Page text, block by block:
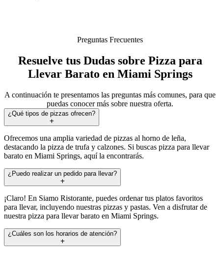
Preguntas Frecuentes
Resuelve tus Dudas sobre Pizza para
Llevar Barato en Miami Springs
A continuación te presentamos las preguntas más comunes, para que
puedas conocer más sobre nuestra oferta.
¿Qué tipos de pizzas ofrecen?
Ofrecemos una amplia variedad de pizzas al horno de leña,
destacando la pizza de trufa y calzones. Si buscas pizza para llevar
barato en Miami Springs, aquí la encontrarás.
¿Puedo realizar un pedido para llevar?
¡Claro! En Siamo Ristorante, puedes ordenar tus platos favoritos
para llevar, incluyendo nuestras pizzas y pastas. Ven a disfrutar de
nuestra pizza para llevar barato en Miami Springs.
¿Cuáles son los horarios de atención?